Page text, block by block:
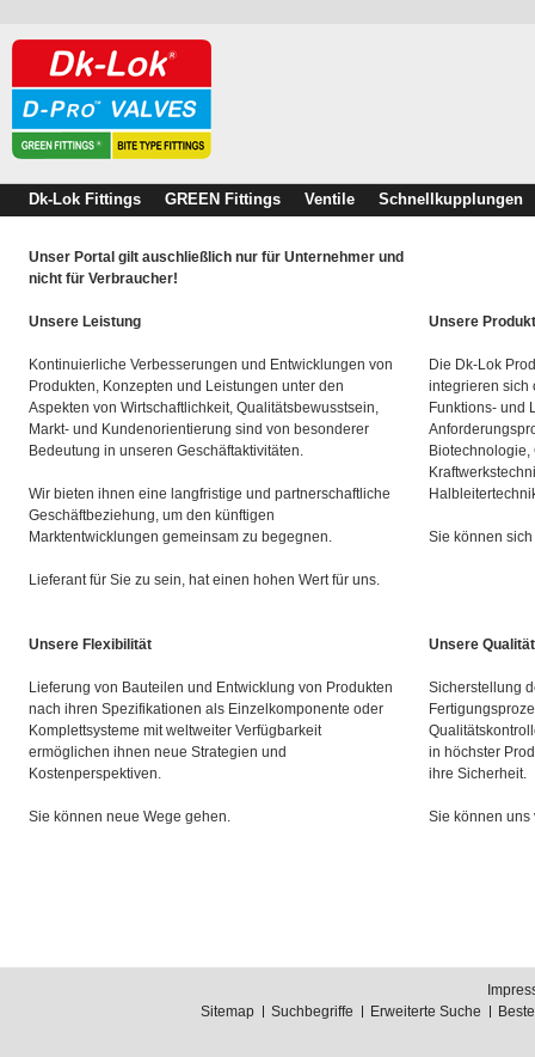
Dk-Lok Fittings GREEN Fittings Ventile Schnellkupplungen
Unser Portal gilt auschließlich nur für Unternehmer und
nicht für Verbraucher!
Unsere Leistung
Kontinuierliche Verbesserungen und Entwicklungen von
Produkten, Konzepten und Leistungen unter den
Aspekten von Wirtschaftlichkeit, Qualitätsbewusstsein,
Markt- und Kundenorientierung sind von besonderer
Bedeutung in unseren Geschäftaktivitäten.
Wir bieten ihnen eine langfristige und partnerschaftliche
Geschäftbeziehung, um den künftigen
Marktentwicklungen gemeinsam zu begegnen.
Lieferant für Sie zu sein, hat einen hohen Wert für uns.
Unsere
Die Dk-Lok
integrieren sich
Funktions- und
Sie können
Unsere Flexibilität
Lieferung von Bauteilen und Entwicklung von Produkten
nach ihren Spezifikationen als Einzelkomponente oder
Komplettsysteme mit weltweiter Verfügbarkeit
ermöglichen ihnen neue Strategien und
Kostenperspektiven.
Sie können neue Wege gehen.
Unsere Qualität
Sicherstellung
in höchster
ihre Sicherheit.
Sie können uns
Sitemap
Suchbegriffe Erweiterte Suche